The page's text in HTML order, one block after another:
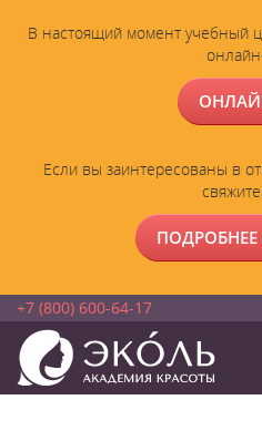
В настоящий момент учебный
Если вы заинтересованы в
+7 (800) 600-64-17